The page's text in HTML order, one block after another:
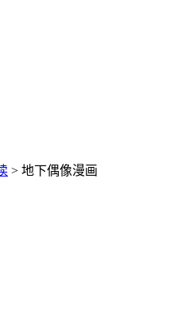
> 地下偶像漫画